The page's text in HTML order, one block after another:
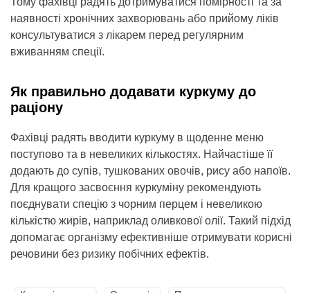
наявності хронічних захворювань або прийому ліків
консультуватися з лікарем перед регулярним
вживанням спеції.
Як правильно додавати куркуму до
раціону
Фахівці радять вводити куркуму в щоденне меню
поступово та в невеликих кількостях. Найчастіше її
додають до супів, тушкованих овочів, рису або напоїв.
Для кращого засвоєння куркуміну рекомендують
поєднувати спецію з чорним перцем і невеликою
кількістю жирів, наприклад оливкової олії. Такий підхід
допомагає організму ефективніше отримувати корисні
речовини без ризику побічних ефектів.